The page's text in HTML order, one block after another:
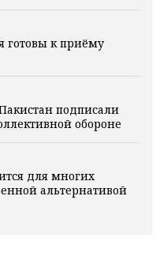
готовы к приёму
подписали
обороне
для многих
альтернативой